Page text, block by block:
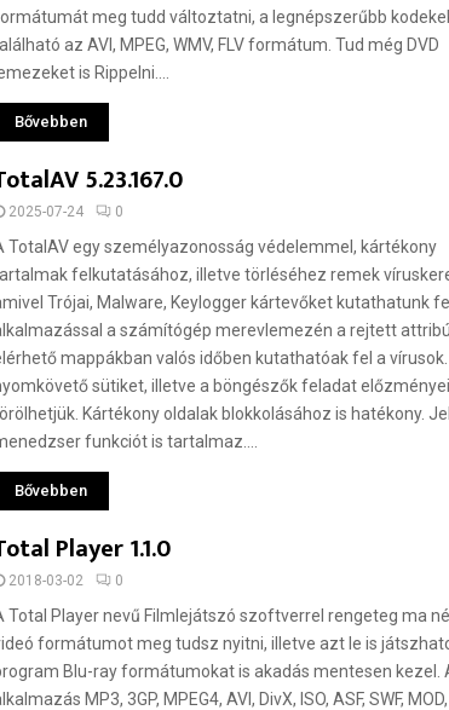
meg tudd változtatni, a legnépszerűbb
az AVI, MPEG, WMV, FLV formátum. Tud még DVD
is Rippelni....
Bővebben
5.23.167.0
2025-07-24 0
TotalAV egy személyazonosság védelemmel, kártékony
felkutatásához, illetve törléséhez remek
Trójai, Malware, Keylogger kártevőket kutathatunk
a számítógép merevlemezén a rejtett
mappákban valós időben kutathatóak fel a
sütiket, illetve a böngészők feladat
Kártékony oldalak blokkolásához is hatékony.
funkciót is tartalmaz....
Bővebben
Player 1.1.0
2018-03-02 0
Total Player nevű Filmlejátszó szoftverrel rengeteg ma
formátumot meg tudsz nyitni, illetve azt le is
Blu-ray formátumokat is akadás mentesen kezel.
MP3, 3GP, MPEG4, AVI, DivX, ISO, ASF, SWF,